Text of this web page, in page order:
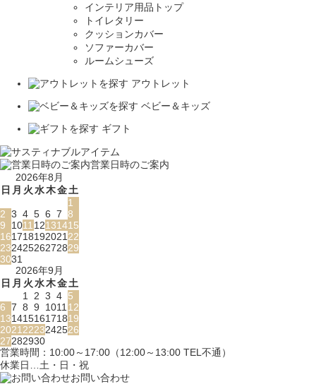
インテリア用品トップ
トイレタリー
クッションカバー
ソファーカバー
ルームシューズ
アウトレット
ベビー＆キッズ
ギフト
営業日時のご案内
2026年8月
日 月 火水木金土
1
2 3 4 5 6 7 8
9
1011 12131415
161718192021 22
23242526272829
3031
2026年9月
日 月 火水木金土
1
2 3 4 5
6 7 8 9 1011 12
13141516171819
2021 2223242526
27282930
営業時間：10:00～17:00（12:00～13:00 TEL不通）
休業日…土・日・祝
お問い合わせ